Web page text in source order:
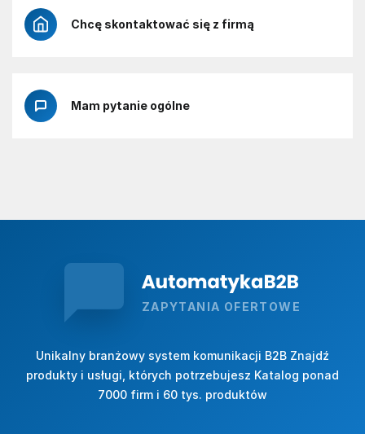
Chcę skontaktować się z firmą
Mam pytanie ogólne
ZAPYTANIA OFERTOWE
Unikalny branżowy system komunikacji B2B Znajdź
produkty i usługi, których potrzebujesz Katalog ponad
7000 firm i 60 tys. produktów